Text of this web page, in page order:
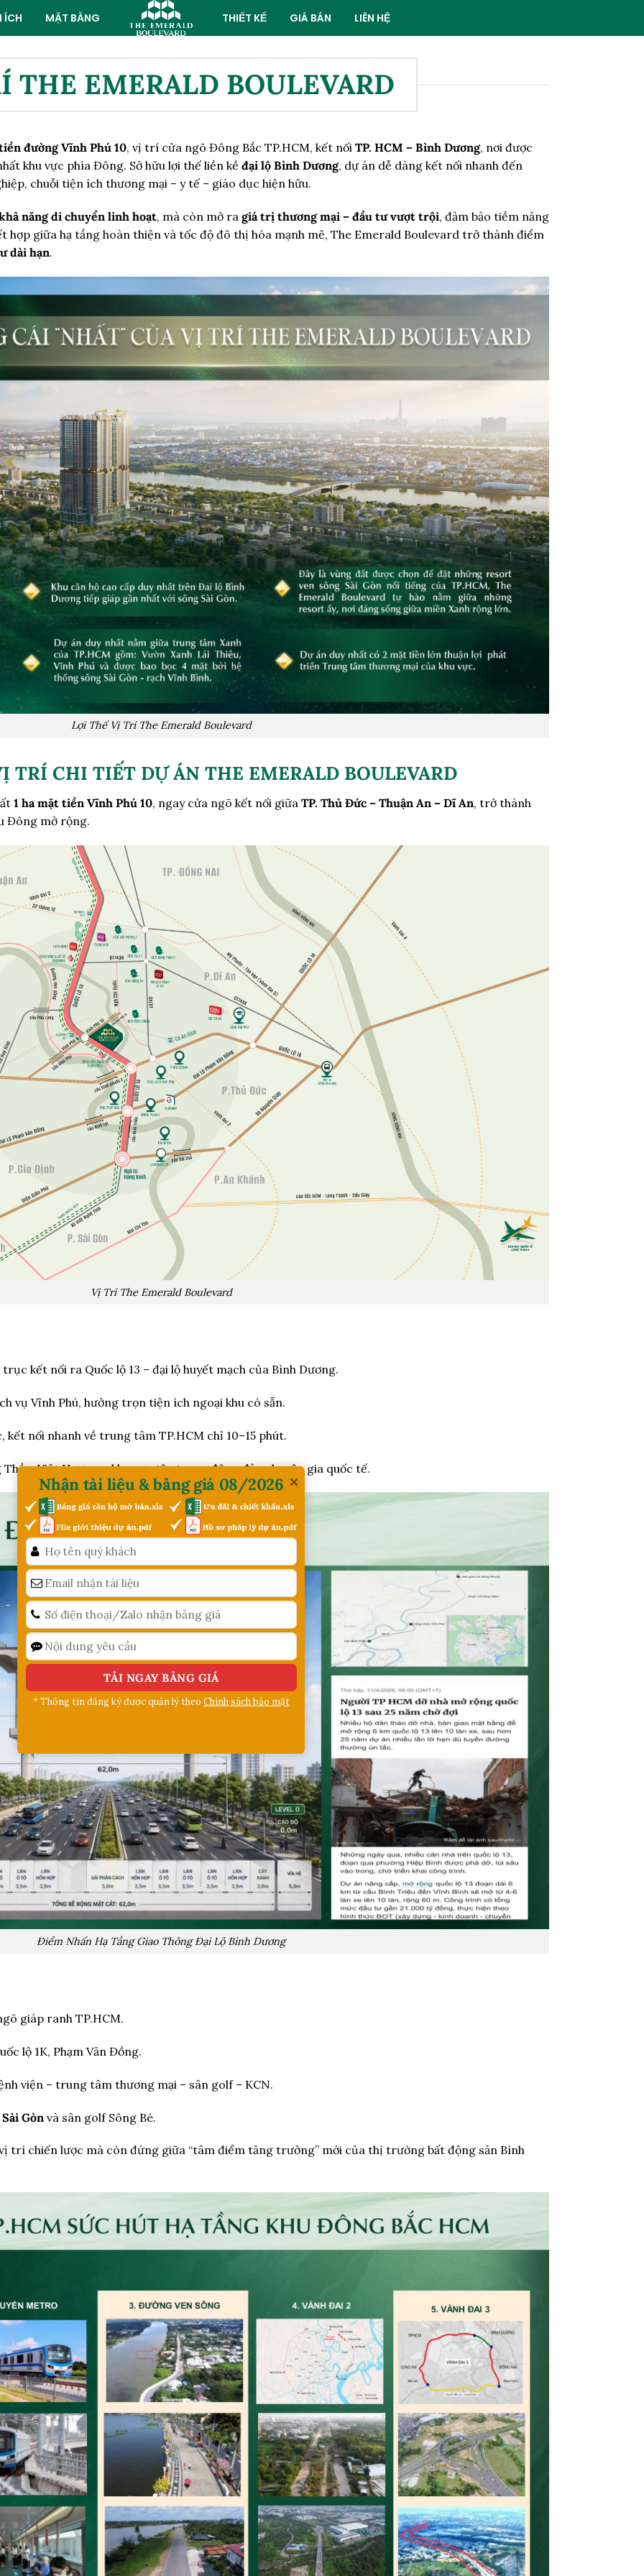
ÍCH MẶT BẰNG THIẾT KẾ GIÁ BÁN
LIÊN HỆ
THE EMERALD BOULEVARD
đường Vĩnh Phú 10, vị trí cửa ngõ Đông Bắc TP.HCM, kết nối TP. HCM – Bình Dương, nơi được
khu vực phía Đông. Sở hữu lợi thế liền kề đại lộ Bình Dương, dự án dễ dàng kết nối nhanh đến
chuỗi tiện ích thương mại – y tế – giáo dục hiện hữu.
năng di chuyển linh hoạt, mà còn mở ra giá trị thương mại – đầu tư vượt trội, đảm bảo tiềm năng
hợp giữa hạ tầng hoàn thiện và tốc độ đô thị hóa mạnh mẽ, The Emerald Boulevard trở thành điểm
dài hạn.
Lợi Thế Vị Trí The Emerald Boulevard
TRÍ CHI TIẾT DỰ ÁN THE EMERALD BOULEVARD
1 ha mặt tiền Vĩnh Phú 10, ngay cửa ngõ kết nối giữa TP. Thủ Đức – Thuận An – Dĩ An, trở thành
Đông mở rộng.
Vị Trí The Emerald Boulevard
kết nối ra Quốc lộ 13 – đại lộ huyết mạch của Bình Dương.
vụ Vĩnh Phú, hưởng trọn tiện ích ngoại khu có sẵn.
kết nối nhanh về trung tâm TP.HCM chỉ 10–15 phút.
Thần, Việt Hương – khu vực tập trung đông đảo chuyên gia quốc tế.
Điểm Nhấn Hạ Tầng Giao Thông Đại Lộ Bình Dương
giáp ranh TP.HCM.
lộ 1K, Phạm Văn Đồng.
viện – trung tâm thương mại – sân golf – KCN.
Gònvà sân golf Sông Bé.
trí chiến lược mà còn đứng giữa “tâm điểm tăng trưởng” mới của thị trường bất động sản Bình
Nhận tài liệu & bảng giá 08/2026
* Thông tin đăng ký được quản lý theo Chính sách bảo mật